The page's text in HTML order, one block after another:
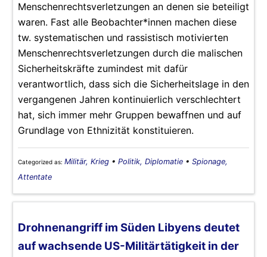
Menschenrechtsverletzungen an denen sie beteiligt
waren. Fast alle Beobachter*innen machen diese
tw. systematischen und rassistisch motivierten
Menschenrechtsverletzungen durch die malischen
Sicherheitskräfte zumindest mit dafür
verantwortlich, dass sich die Sicherheitslage in den
vergangenen Jahren kontinuierlich verschlechtert
hat, sich immer mehr Gruppen bewaffnen und auf
Grundlage von Ethnizität konstituieren.
Categorized as: Militär, Krieg • Politik, Diplomatie • Spionage,
Attentate
Drohnenangriff im Süden Libyens deutet
auf wachsende US-Militärtätigkeit in der